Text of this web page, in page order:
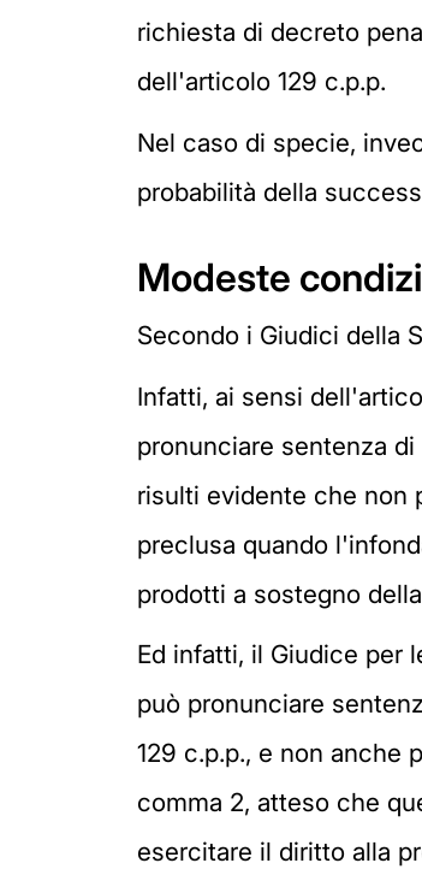
richiesta di decreto
dell'articolo 129 c.p.p.
Nel caso di specie,
probabilità della
Modeste
Secondo i Giudici della
Infatti, ai sensi
pronunciare sentenza
risulti evidente che non
preclusa quando
prodotti a sostegno
Ed infatti, il Giudice per
può pronunciare
129 c.p.p., e non anche
comma 2, atteso che
esercitare il diritto alla